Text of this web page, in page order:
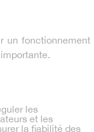
un fonctionnement
les
et les
la fiabilité des